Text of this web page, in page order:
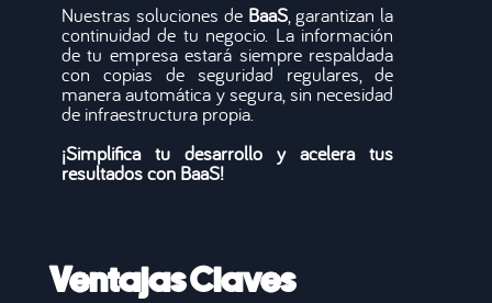
Nuestras soluciones de BaaS, garantizan la
continuidad de tu negocio. La información
de tu empresa estará siempre respaldada
con copias de seguridad regulares, de
manera automática y segura, sin necesidad
de infraestructura propia.
¡Simplifica tu desarrollo y acelera tus
resultados con BaaS!
Ventajas Claves